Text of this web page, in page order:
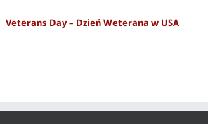
Veterans Day – Dzień Weterana w USA